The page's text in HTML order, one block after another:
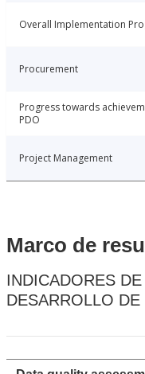
Overall Implementation
Procurement
Progress towards
PDO
Project Management
Marco de
INDICADORES
DESARROLLO